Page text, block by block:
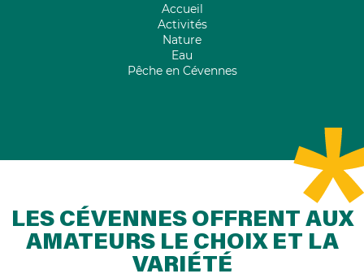
Accueil
Activités
Nature
Eau
Pêche en Cévennes
LES CÉVENNES OFFRENT AUX
AMATEURS LE CHOIX ET LA
VARIÉTÉ